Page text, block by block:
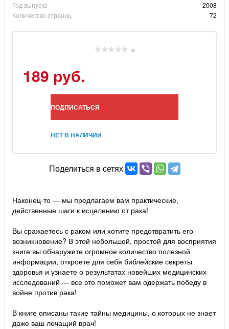
Год выпуска
2008
Количество страниц
72
(0)
189 руб.
ПОДПИСАТЬСЯ
НЕТ В НАЛИЧИИ
Поделиться в сетях
Наконец-то — мы предлагаем вам практические,
действенные шаги к исцелению от рака!
Вы сражаетесь с раком или хотите предотвратить его
возникновение? В этой небольшой, простой для восприятия
книге вы обнаружите огромное количество полезной
информации, откроете для себя библейские секреты
здоровья и узнаете о результатах новейших медицинских
исследований — все это поможет вам одержать победу в
войне против рака!
В книге описаны такие тайны медицины, о которых не знает
даже ваш лечащий врач!